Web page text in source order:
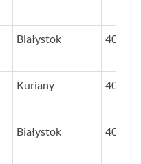
Białystok 40,5
Kuriany 40,3
Białystok 40,3